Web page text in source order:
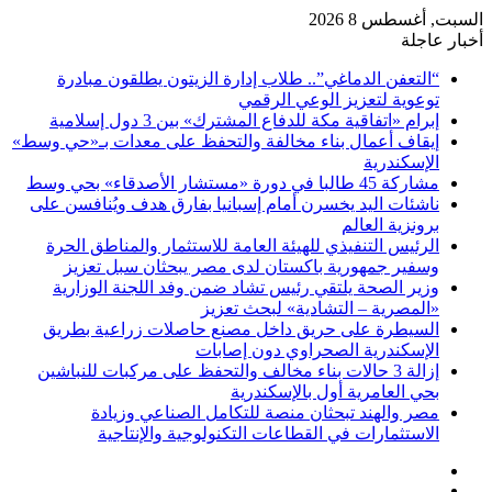
السبت, أغسطس 8 2026
أخبار عاجلة
“التعفن الدماغي”.. طلاب إدارة الزيتون يطلقون مبادرة
توعوية لتعزيز الوعي الرقمي
إبرام «اتفاقية مكة للدفاع المشترك» بين 3 دول إسلامية
إيقاف أعمال بناء مخالفة والتحفظ على معدات بـ«حي وسط»
الإسكندرية
مشاركة 45 طالبا في دورة «مستشار الأصدقاء» بحي وسط
ناشئات اليد يخسرن أمام إسبانيا بفارق هدف ويُنافسن على
برونزية العالم
الرئيس التنفيذي للهيئة العامة للاستثمار والمناطق الحرة
وسفير جمهورية باكستان لدى مصر يبحثان سبل تعزيز
وزير الصحة يلتقي رئيس تشاد ضمن وفد اللجنة الوزارية
«المصرية – التشادية» لبحث تعزيز
السيطرة على حريق داخل مصنع حاصلات زراعية بطريق
الإسكندرية الصحراوي دون إصابات
إزالة 3 حالات بناء مخالف والتحفظ على مركبات للنباشين
بحي العامرية أول بالإسكندرية
مصر والهند تبحثان منصة للتكامل الصناعي وزيادة
الاستثمارات في القطاعات التكنولوجية والإنتاجية